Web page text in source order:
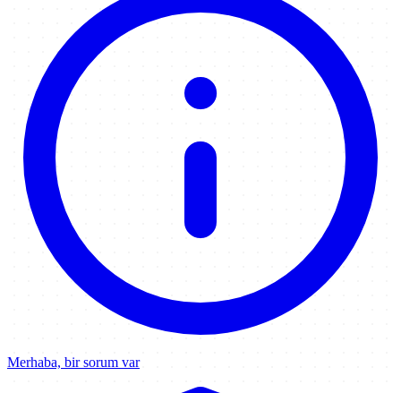
Merhaba, bir sorum var